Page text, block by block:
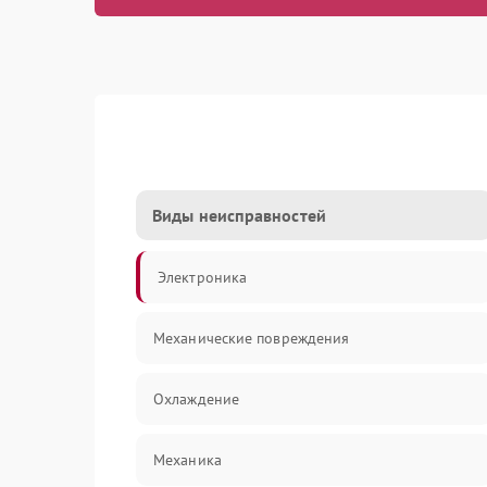
Виды неисправностей
Электроника
Механические повреждения
Охлаждение
Механика